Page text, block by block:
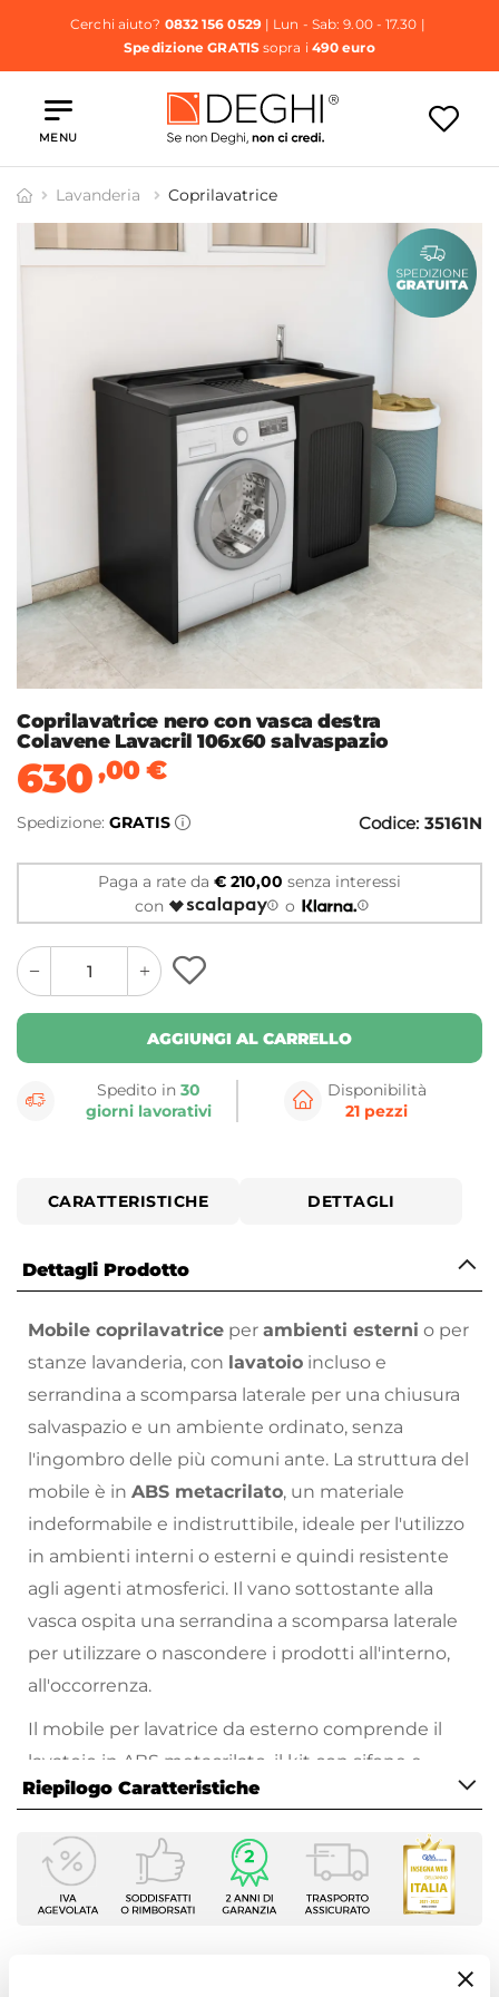
Cerchi aiuto? 0832 156 0529| Lun - Sab: 9.00 - 17.30 |
Spedizione GRATISsopra i 490 euro
MENU
Lavanderia Coprilavatrice
Coprilavatrice nero con vasca destra
Colavene Lavacril 106x60 salvaspazio
630,00€
Spedizione: GRATIS Codice: 35161N
Paga a rate da € 210,00 senza interessi
con
o
quantity
button
quantity
minus
button
AGGIUNGI AL CARRELLO
Spedito in 30
giorni lavorativi
Disponibilità
21 pezzi
CARATTERISTICHE DETTAGLI
Dettagli Prodotto
Mobile coprilavatrice per ambienti esterni o per
stanze lavanderia, con lavatoio incluso e
serrandina a scomparsa laterale per una chiusura
salvaspazio e un ambiente ordinato, senza
l'ingombro delle più comuni ante. La struttura del
mobile è in ABS metacrilato, un materiale
indeformabile e indistruttibile, ideale per l'utilizzo
in ambienti interni o esterni e quindi resistente
agli agenti atmosferici. Il vano sottostante alla
vasca ospita una serrandina a scomparsa laterale
per utilizzare o nascondere i prodotti all'interno,
all'occorrenza.
Il mobile per lavatrice da esterno comprende il
lavatoio in ABS metacrilato, il kit con sifone e
troppopieno e la tavola lavapanni in legno
soluzione ottimale per l'arredo della tua zona
lavanderia.
Riepilogo Caratteristiche
Caratteristiche
Tipologia
Mobile coprilavatrice